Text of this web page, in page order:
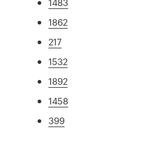
1862
217
1532
1892
1458
399